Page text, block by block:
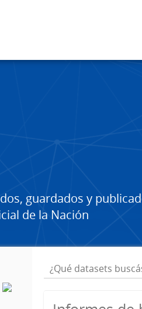
guardados y
de la Nación